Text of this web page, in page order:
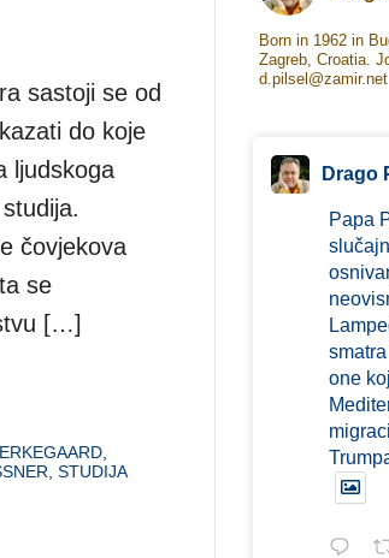
sastoji se od
do koje
ljudskoga
čovjekova
se
[…]
STUDIJA
Born in 1962 in
Zagreb, Croatia.
d.pilsel@zamir.net
Drago
Papa
one